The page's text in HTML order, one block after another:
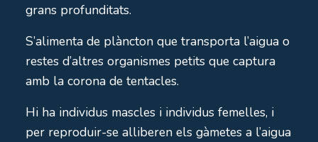
grans profunditats.
S’alimenta de plàncton que transporta l’aigua o
restes d’altres organismes petits que captura
amb la corona de tentacles.
Hi ha individus mascles i individus femelles, i
per reproduir-se alliberen els gàmetes a l’aigua